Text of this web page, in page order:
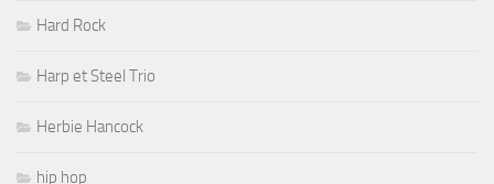
Hard Rock
Harp et Steel Trio
Herbie Hancock
hip hop